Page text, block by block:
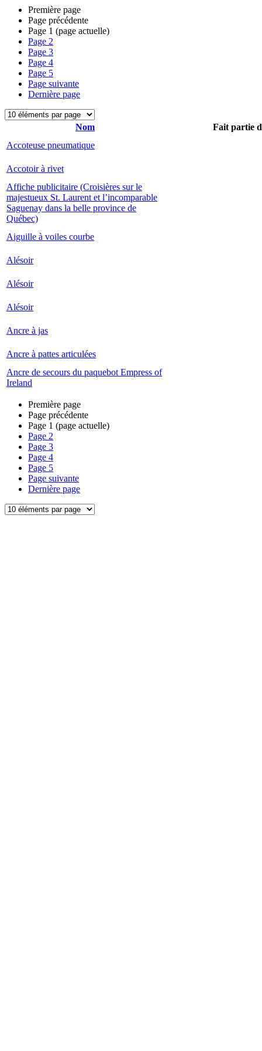
Première page
Page précédente
Page 1 (page actuelle)
Page 2
Page 3
Page 4
Page 5
Page suivante
Dernière page
Nom
Fait partie
Accoteuse pneumatique
Accotoir à rivet
Affiche publicitaire (Croisières sur le
majestueux St. Laurent et l’incomparable
Saguenay dans la belle province de
Québec)
Aiguille à voiles courbe
Alésoir
Alésoir
Alésoir
Ancre à jas
Ancre à pattes articulées
Ancre de secours du paquebot Empress of
Ireland
Première page
Page précédente
Page 1 (page actuelle)
Page 2
Page 3
Page 4
Page 5
Page suivante
Dernière page